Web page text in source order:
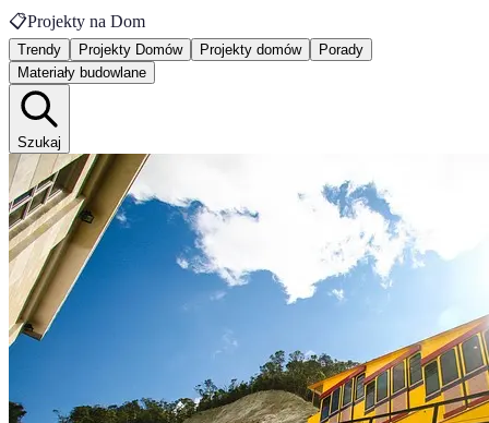
📋Projekty na Dom
Trendy Projekty Domów Projekty domów
Porady
Materiały budowlane
Szukaj